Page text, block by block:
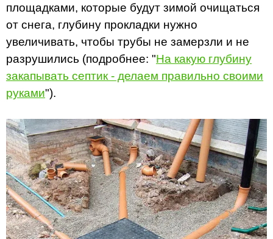
площадками, которые будут зимой очищаться
от снега, глубину прокладки нужно
увеличивать, чтобы трубы не замерзли и не
разрушились (подробнее: "На какую глубину
закапывать септик - делаем правильно своими
руками").